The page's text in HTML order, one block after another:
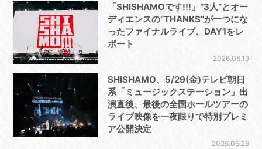
「SHISHAMOです!!!」“3人”とオー
ディエンスの“THANKS”が一つにな
ったファイナルライブ、DAY1をレ
ポート
2026.06.19
SHISHAMO、5/29(金)テレビ朝日
系「ミュージックステーション」出
演直後、最後の全国ホールツアーの
ライブ映像を一夜限りで特別プレミ
ア公開決定
2026.05.29